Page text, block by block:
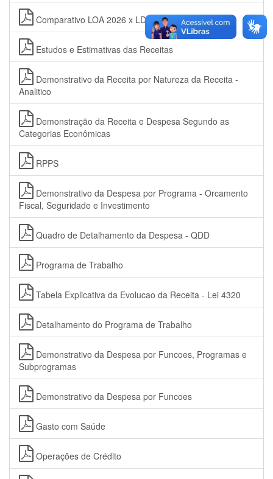
Comparativo LOA 2026 x LDO 2026 - Receita
Estudos e Estimativas das Receitas
Demonstrativo da Receita por Natureza da Receita -
Analitico
Demonstração da Receita e Despesa Segundo as
Categorias Econômicas
RPPS
Demonstrativo da Despesa por Programa - Orcamento
Fiscal, Seguridade e Investimento
Quadro de Detalhamento da Despesa - QDD
Programa de Trabalho
Tabela Explicativa da Evolucao da Receita - Lei 4320
Detalhamento do Programa de Trabalho
Demonstrativo da Despesa por Funcoes, Programas e
Subprogramas
Demonstrativo da Despesa por Funcoes
Gasto com Saúde
Operações de Crédito